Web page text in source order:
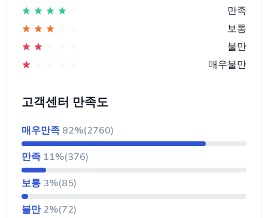
만족
보통
불만
매우불만
고객센터 만족도
매우만족 82%(2760)
만족 11%(376)
보통 3%(85)
불만 2%(72)